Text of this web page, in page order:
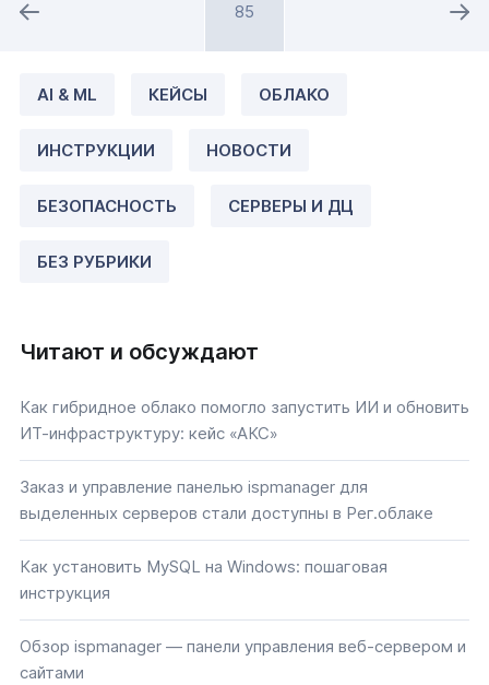
85
AI & ML КЕЙСЫ ОБЛАКО
ИНСТРУКЦИИ НОВОСТИ
БЕЗОПАСНОСТЬ СЕРВЕРЫ И ДЦ
БЕЗ РУБРИКИ
Читают и обсуждают
Как гибридное облако помогло запустить ИИ и обновить
ИТ-инфраструктуру: кейс «АКС»
Заказ и управление панелью ispmanager для
выделенных серверов стали доступны в Рег.облаке
Как установить MySQL на Windows: пошаговая
инструкция
Обзор ispmanager — панели управления веб-сервером и
сайтами